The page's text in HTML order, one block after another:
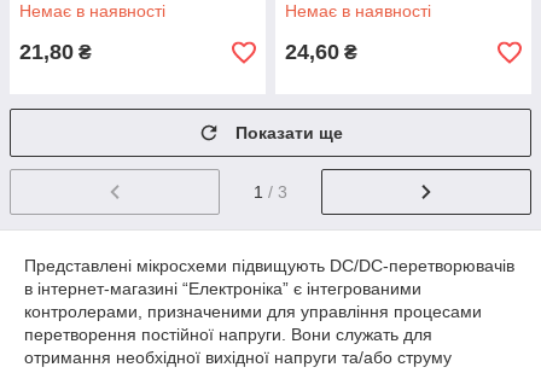
Немає в наявності
21,80 ₴
Немає в наявності
24,60 ₴
Показати ще
1 / 3
Представлені мікросхеми підвищують DC/DC-перетворювачів
в інтернет-магазині “Електроніка” є інтегрованими
контролерами, призначеними для управління процесами
перетворення постійної напруги. Вони служать для
отримання необхідної вихідної напруги та/або струму